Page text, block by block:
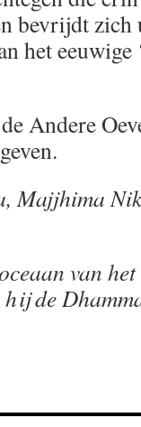
bevrijdt
het eeuwige
Andere
Majjhima
van
de